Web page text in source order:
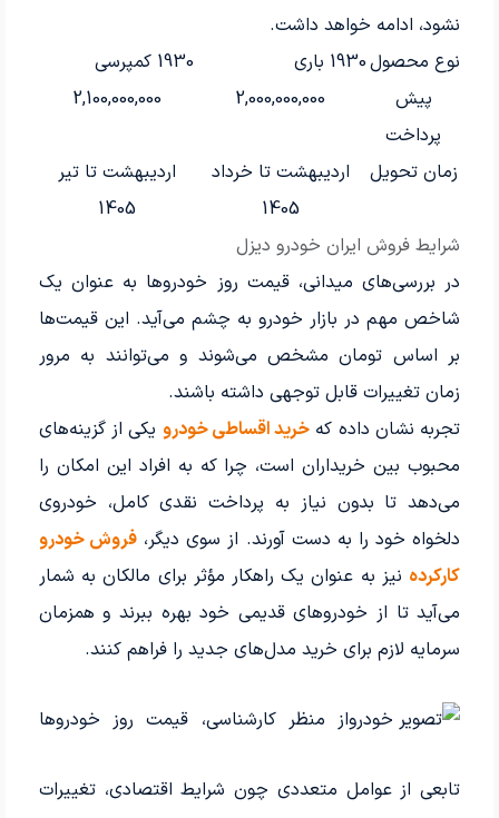
نشود، ادامه خواهد داشت.
شرایط فروش ایران خودرو دیزل
نوع محصول1930 باری
1930 کمپرسی
پیش
پرداخت
2,000,000,000
2,100,000,000
زمان تحویل
اردیبهشت تا خرداد
1405
اردیبهشت تا تیر
1405
در بررسی‌های میدانی، قیمت روز خودروها به عنوان یک
شاخص مهم در بازار خودرو به چشم می‌آید. این قیمت‌ها
بر اساس تومان مشخص می‌شوند و می‌توانند به مرور
زمان تغییرات قابل توجهی داشته باشند.
تجربه نشان داده که خرید اقساطی خودرو یکی از گزینه‌های
محبوب بین خریداران است، چرا که به افراد این امکان را
می‌دهد تا بدون نیاز به پرداخت نقدی کامل، خودروی
دلخواه خود را به دست آورند. از سوی دیگر،فروش خودرو
کارکرده نیز به عنوان یک راهکار مؤثر برای مالکان به شمار
می‌آید تا از خودروهای قدیمی خود بهره ببرند و همزمان
سرمایه لازم برای خرید مدل‌های جدید را فراهم کنند.
از منظر کارشناسی، قیمت روز خودروها
تابعی از عوامل متعددی چون شرایط اقتصادی، تغییرات